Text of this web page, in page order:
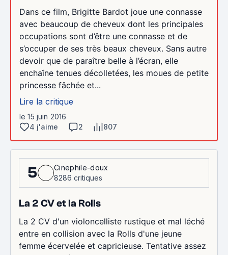
Dans ce film, Brigitte Bardot joue une connasse
avec beaucoup de cheveux dont les principales
occupations sont d’être une connasse et de
s’occuper de ses très beaux cheveux. Sans autre
devoir que de paraître belle à l’écran, elle
enchaîne tenues décolletées, les moues de petite
princesse fâchée et...
Lire la critique
le 15 juin 2016
4 j'aime
2 807
5
Cinephile-doux
8286 critiques
La 2 CV et la Rolls
La 2 CV d'un violoncelliste rustique et mal léché
entre en collision avec la Rolls d'une jeune
femme écervelée et capricieuse. Tentative assez